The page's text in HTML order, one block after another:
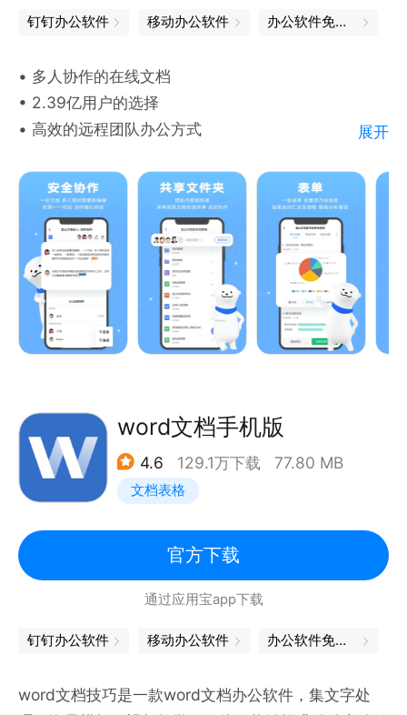
-手机拍照扫描文档，生成图片或PDF文件
Word/PPT/Excel等功能
OFD
等
-支持 OFD 文档打印
-支持查看 OFD 文档信息/缩略图/目录/语义
目前支持安卓版13.4版本及以上
权限控制：可灵活设置查看及编辑权限，文档安全尽在
版权保护：文档支持设置和展示水印，版权有保障。
联系我们
腾讯文档官方网站：docs.qq.com
意见反馈：登录腾讯文档，进入“设置-意见反馈”进行
反馈。
钉钉办公软件 移动办公软件 办公软件免费版
• 多人协作的在线文档
• 2.39亿用户的选择
• 高效的远程团队办公方式
—关于金山文档—
金山文档是一款可多人协作的在线文档，多人共同查看
和编辑同一份文档，改动自动保存，多设备实时同步，
云端储存，再不怕文件丢失；
专业的收集表单，轻松收集百万条数据，在线考试、打
卡签到、健康统计，各类模板随心用。
金山文档，让团队办公更高效！
—金山文档亮点功能—
1个文档，多人同时在线查看和编辑；
云端储存不怕丢，手机、电脑多设备同步编辑，即时更
实时保存，随时可以恢复到指定的历史版本；
百万级数据收集工具，信息私密提交，绝不泄露；
展开
word文档手机版
4.6 129.1万下载 77.80 MB
文档表格
官方下载
通过应用宝app下载
钉钉办公软件 移动办公软件 办公软件免费版
word文档技巧是一款word文档办公软件，集文字处